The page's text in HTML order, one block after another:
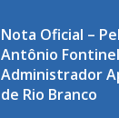
Nota Oficial –
Antônio
Administrador
de Rio Branco